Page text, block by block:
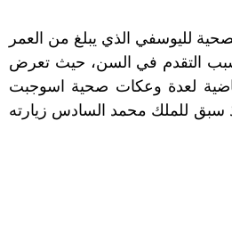
لليوسفي الذي يبلغ من العمر
بسبب التقدم في السن، حيث تعرض
لعدة وعكات صحية اسوجبت
سبق للملك محمد السادس زيارته